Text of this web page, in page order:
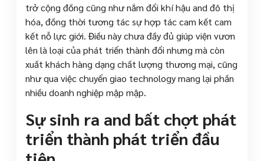
trở cộng đồng cũng như nắm đổi khí hậu and đô thị
hóa, đồng thời tương tác sự hợp tác cam kết cam
kết nỗ lực giới. Điều này chưa đầy đủ giúp viện vươn
lên là loại của phát triển thành đổi nhưng mà còn
xuất khách hàng dạng chất lượng thương mại, cũng
như qua việc chuyển giao technology mang lại phần
nhiều doanh nghiệp mập mập.
Sự sinh ra and bất chợt phát
triển thành phát triển đầu